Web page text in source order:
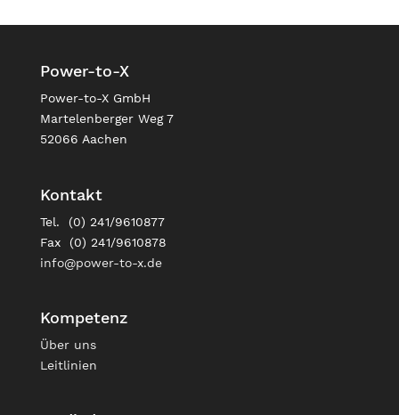
Power-to-X
Power-to-X GmbH
Martelenberger Weg 7
52066 Aachen
Kontakt
Tel. (0) 241/9610877
Fax (0) 241/9610878
info@power-to-x.de
Kompetenz
Über uns
Leitlinien